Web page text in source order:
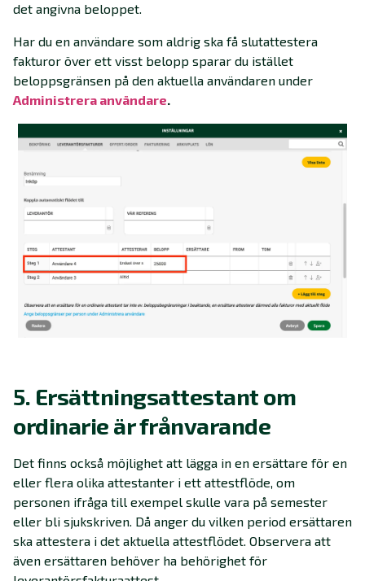
det angivna beloppet.
Har du en användare som aldrig ska få slutattestera
fakturor över ett visst belopp sparar du istället
beloppsgränsen på den aktuella användaren under
Administrera användare.
5. Ersättningsattestant om
ordinarie är frånvarande
Det finns också möjlighet att lägga in en ersättare för en
eller flera olika attestanter i ett attestflöde, om
personen ifråga till exempel skulle vara på semester
eller bli sjukskriven. Då anger du vilken period ersättaren
ska attestera i det aktuella attestflödet. Observera att
även ersättaren behöver ha behörighet för